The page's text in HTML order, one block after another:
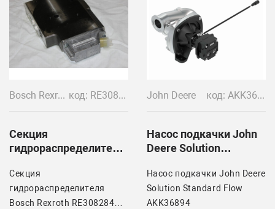
Bosch Rexroth код: RE308284 RE588375
Секция
гидрораспределителя
RE308284
Секция
гидрораспределителя
Bosch Rexroth RE308284
John Deere код: AKK36894
Насос подкачки John
Deere Solution
AKK36894
Насос подкачки John Deere
Solution Standard Flow
AKK36894